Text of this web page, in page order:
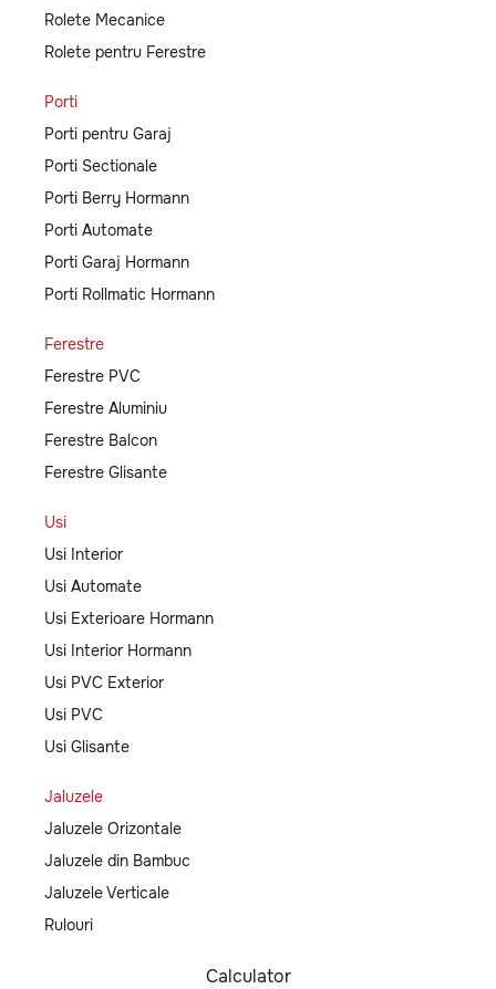
Rolete Mecanice
Rolete pentru Ferestre
Porti
Porti pentru Garaj
Porti Sectionale
Porti Berry Hormann
Porti Automate
Porti Garaj Hormann
Porti Rollmatic Hormann
Ferestre
Ferestre PVC
Ferestre Aluminiu
Ferestre Balcon
Ferestre Glisante
Usi
Usi Interior
Usi Automate
Usi Exterioare Hormann
Usi Interior Hormann
Usi PVC Exterior
Usi PVC
Usi Glisante
Jaluzele
Jaluzele Orizontale
Jaluzele din Bambuc
Jaluzele Verticale
Rulouri
Calculator